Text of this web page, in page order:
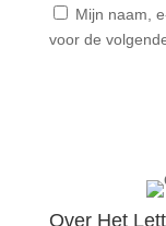
Mijn naam,
voor de
Over Het